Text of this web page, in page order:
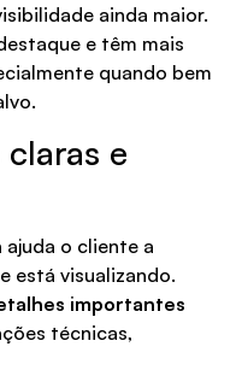
ainda maior.
e têm mais
quando bem
e
o cliente a
está visualizando.
importantes
técnicas,